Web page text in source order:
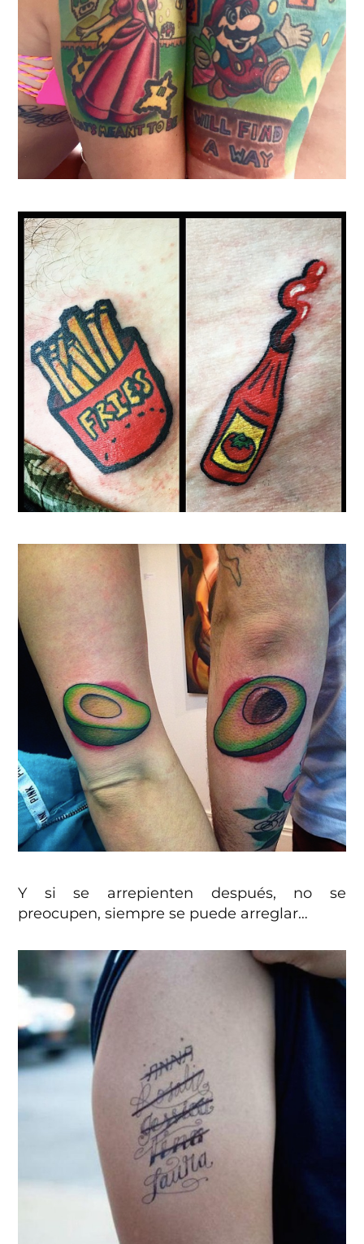
Y si se arrepienten después, no se
preocupen, siempre se puede arreglar…